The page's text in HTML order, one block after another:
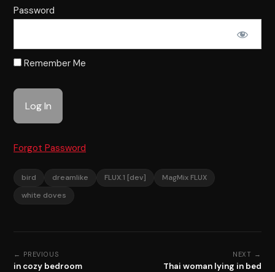
Password
Remember Me
Forgot Password
bird dreamlike FLUX.1 [dev]
MagMix FLUX
white doves
← PREVIOUS
in cozy bedroom
NEXT →
Thai woman lying in bed